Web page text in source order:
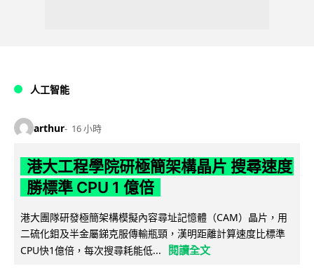
人工智能
arthur 16 小時
港大工程學院研極簡架構晶片 搜尋速度
勝標準 CPU 1 億倍
港大團隊研發極簡架構模擬內容尋址記憶體（CAM）晶片，用
二硫化鉬及半金屬銻克服傳輸瓶頸，漢明距離計算速度比標準
CPU快1億倍，每次搜尋耗能低...
閱讀全文